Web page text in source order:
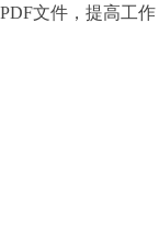
文件，提高工作